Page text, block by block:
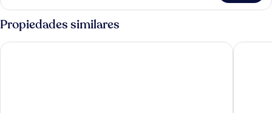
Junior
Propiedades similares
Majestic Elegance Costa Mujeres – All Inclusive Atelier